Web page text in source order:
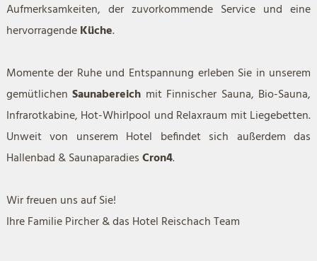
Aufmerksamkeiten, der zuvorkommende Service und eine
hervorragendeKüche.
Momente der Ruhe und Entspannung erleben Sie in unserem
gemütlichenSaunabereich mit Finnischer Sauna, Bio-Sauna,
Infrarotkabine, Hot-Whirlpool und Relaxraum mit Liegebetten.
Unweit von unserem Hotel befindet sich außerdem das
Hallenbad & SaunaparadiesCron4.
Wir freuen uns auf Sie!
Ihre Familie Pircher & das Hotel Reischach Team